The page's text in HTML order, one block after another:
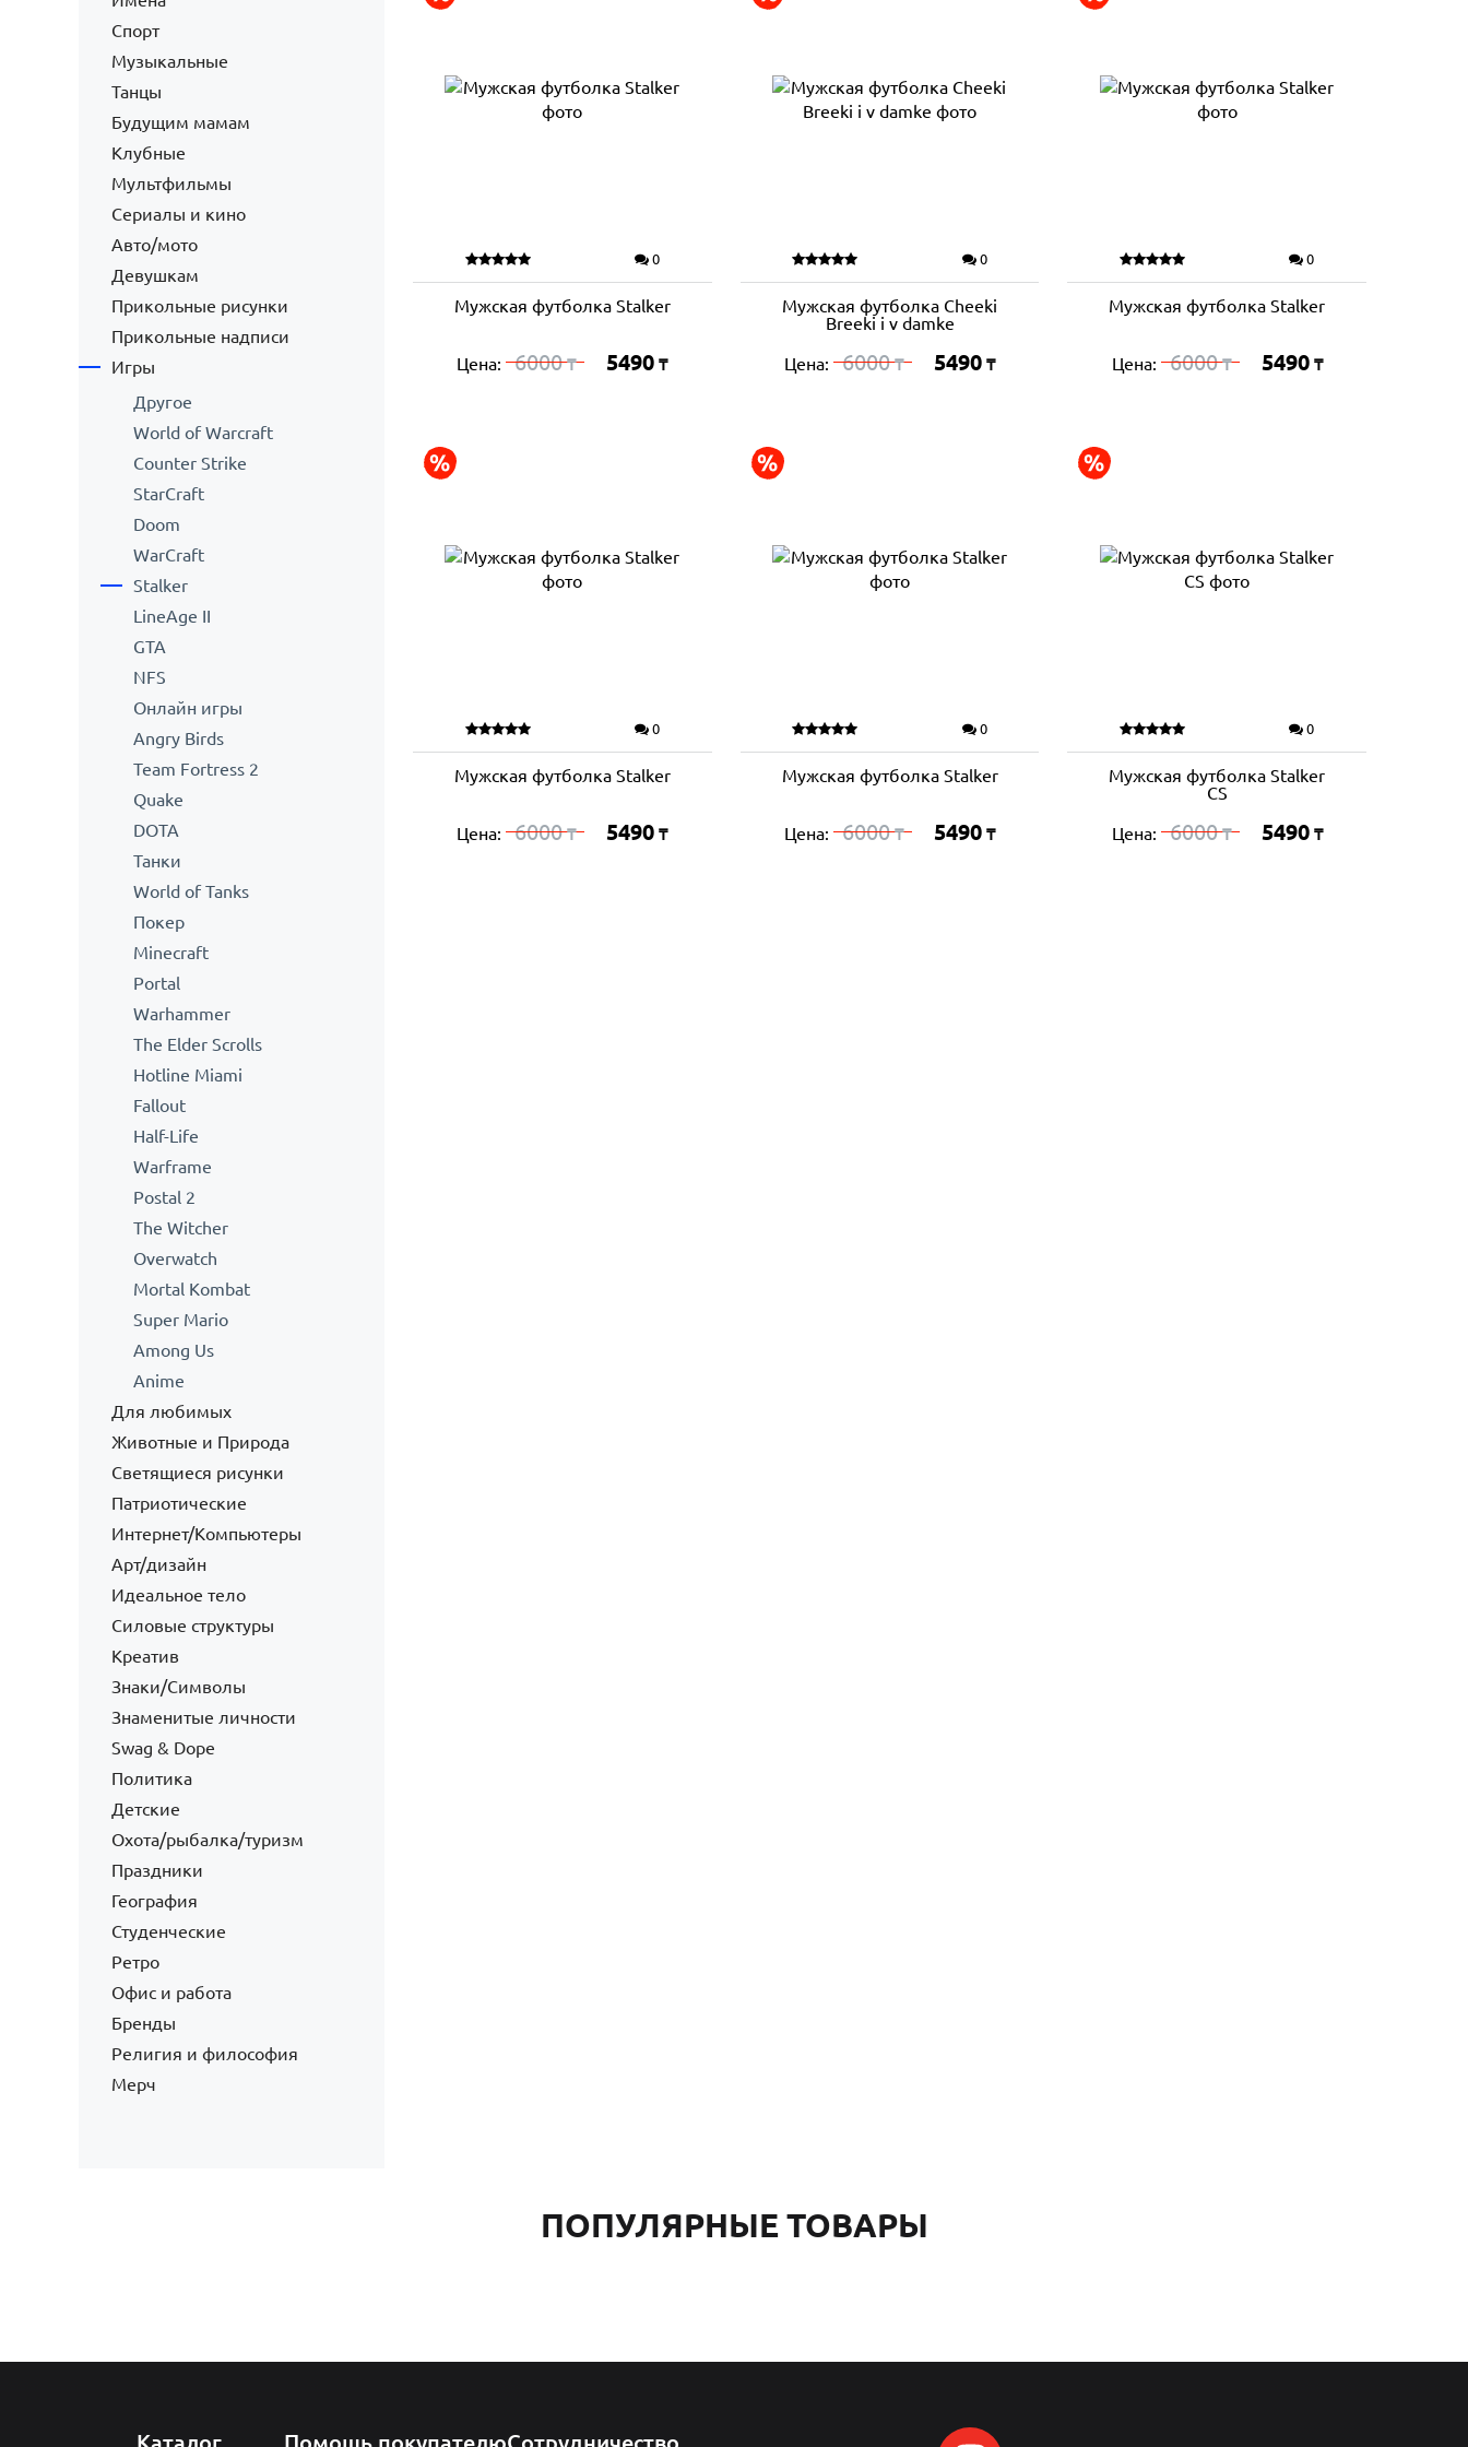
Спорт
Музыкальные
Танцы
Будущим мамам
Клубные
Мультфильмы
Сериалы и кино
Авто/мото
Девушкам
Прикольные рисунки
Прикольные надписи
Игры
Другое
World of Warcraft
Counter Strike
StarCraft
Doom
WarCraft
Stalker
LineAge II
GTA
NFS
Онлайн игры
Angry Birds
Team Fortress 2
Quake
DOTA
Танки
World of Tanks
Покер
Minecraft
Portal
Warhammer
The Elder Scrolls
Hotline Miami
Fallout
Half-Life
Warframe
Postal 2
The Witcher
Overwatch
Mortal Kombat
Super Mario
Among Us
Anime
Для любимых
Животные и Природа
Светящиеся рисунки
Патриотические
Интернет/Компьютеры
Арт/дизайн
Идеальное тело
Силовые структуры
Креатив
Знаки/Символы
Знаменитые личности
Swag & Dope
Политика
Детские
Охота/рыбалка/туризм
Праздники
География
Студенческие
Ретро
Офис и работа
Бренды
Религия и философия
Мерч
0
Мужская футболка Stalker
Цена: 6000₸ 5490 ₸
0
Мужская футболка Cheeki
Breeki i v damke
Цена: 6000₸ 5490 ₸
0
Мужская футболка Stalker
Цена: 6000₸ 5490 ₸
0
Мужская футболка Stalker
Цена: 6000₸ 5490 ₸
0
Мужская футболка Stalker
Цена: 6000₸ 5490 ₸
0
Мужская футболка Stalker
CS
Цена: 6000₸ 5490 ₸
ПОПУЛЯРНЫЕ ТОВАРЫ